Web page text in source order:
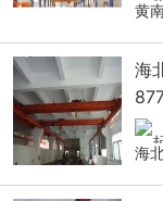
黄
海
海